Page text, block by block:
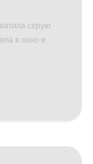
серую
в окно и